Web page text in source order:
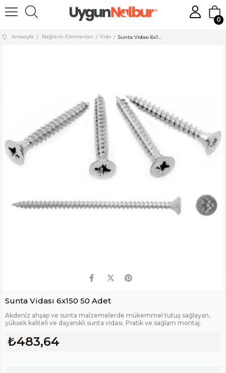
0
Anasayfa Bağlantı Elemanları Vida
Sunta Vidası 6x150 50 Adet
Akdeni̇z ahşap ve sunta malzemelerde mükemmel tutuş sağlayan,
yüksek kaliteli ve dayanıklı sunta vidası. Pratik ve sağlam montaj.
₺483,64